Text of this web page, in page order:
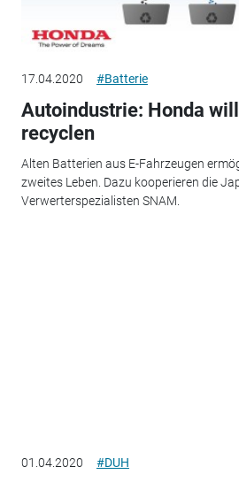
17.04.2020 #Batterie
Autoindustrie: Honda
recyclen
Alten Batterien aus E-Fahrzeugen
zweites Leben. Dazu kooperieren die
Verwerterspezialisten SNAM.
01.04.2020 #DUH